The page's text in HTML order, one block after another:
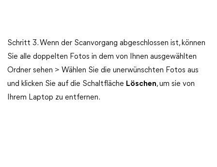
Schritt 3. Wenn der Scanvorgang abgeschlossen ist, können
Sie alle doppelten Fotos in dem von Ihnen ausgewählten
Ordner sehen > Wählen Sie die unerwünschten Fotos aus
und klicken Sie auf die Schaltfläche Löschen, um sie von
Ihrem Laptop zu entfernen.